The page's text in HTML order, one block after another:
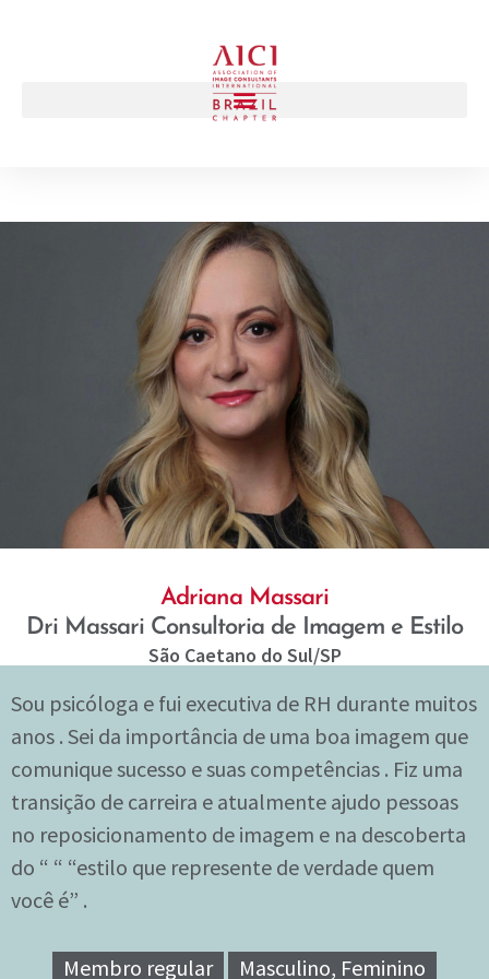
Adriana Massari
Dri Massari Consultoria de Imagem e Estilo
São Caetano do Sul/SP
Sou psicóloga e fui executiva de RH durante muitos
anos . Sei da importância de uma boa imagem que
comunique sucesso e suas competências . Fiz uma
transição de carreira e atualmente ajudo pessoas
no reposicionamento de imagem e na descoberta
do “ “ “estilo que represente de verdade quem
você é” .
Membro regular Masculino, Feminino